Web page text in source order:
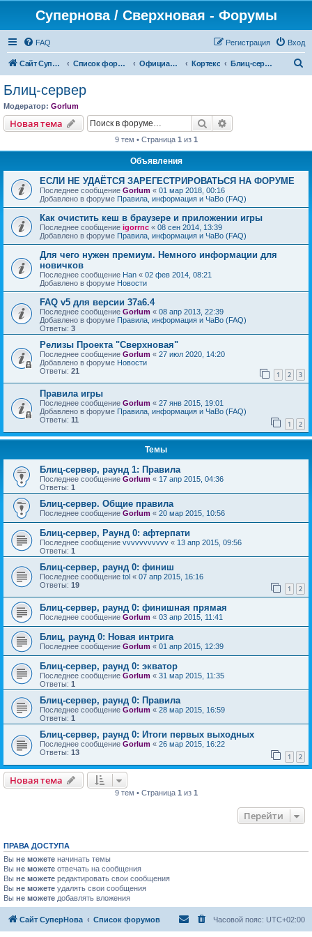
Супернова / Сверхновая - Форумы
FAQ Вход
Регистрация
Сайт СуперНова Список форумов Официальные сервера проекта "Сверхновая" (*.supernova.ws) Кортекс Блиц-сервер
Блиц-сервер
Модератор: Gorlum
Новая тема Поиск
9 тем • Страница 1 из 1
Объявления
ЕСЛИ НЕ УДАЁТСЯ ЗАРЕГЕСТРИРОВАТЬСЯ НА ФОРУМЕ
Последнее сообщение Gorlum « 01 мар 2018, 00:16
Добавлено в форуме Правила, информация и ЧаВо (FAQ)
Как очистить кеш в браузере и приложении игры
Последнее сообщение igorrnc « 08 сен 2014, 13:39
Добавлено в форуме Правила, информация и ЧаВо (FAQ)
Для чего нужен премиум. Немного информации для
новичков
Последнее сообщение Han « 02 фев 2014, 08:21
Добавлено в форуме Новости
FAQ v5 для версии 37a6.4
Последнее сообщение Gorlum « 08 апр 2013, 22:39
Добавлено в форуме Правила, информация и ЧаВо (FAQ)
Ответы: 3
Релизы Проекта "Сверхновая"
Последнее сообщение Gorlum « 27 июл 2020, 14:20
Добавлено в форуме Новости
Ответы: 21 1 2 3
Правила игры
Последнее сообщение Gorlum « 27 янв 2015, 19:01
Добавлено в форуме Правила, информация и ЧаВо (FAQ)
Ответы: 11 1 2
Темы
Блиц-сервер, раунд 1: Правила
Последнее сообщение Gorlum « 17 апр 2015, 04:36
Ответы: 1
Блиц-сервер. Общие правила
Последнее сообщение Gorlum « 20 мар 2015, 10:56
Блиц-сервер, Раунд 0: афтерпати
Последнее сообщение vvvvvvvvvvv « 13 апр 2015, 09:56
Ответы: 1
Блиц-сервер, раунд 0: финиш
Последнее сообщение tol « 07 апр 2015, 16:16
Ответы: 19 1 2
Блиц-сервер, раунд 0: финишная прямая
Последнее сообщение Gorlum « 03 апр 2015, 11:41
Блиц, раунд 0: Новая интрига
Последнее сообщение Gorlum « 01 апр 2015, 12:39
Блиц-сервер, раунд 0: экватор
Последнее сообщение Gorlum « 31 мар 2015, 11:35
Ответы: 1
Блиц-сервер, раунд 0: Правила
Последнее сообщение Gorlum « 28 мар 2015, 16:59
Ответы: 1
Блиц-сервер, раунд 0: Итоги первых выходных
Последнее сообщение Gorlum « 26 мар 2015, 16:22
Ответы: 13 1 2
Новая тема
9 тем • Страница 1 из 1
Перейти
ПРАВА ДОСТУПА
Вы не можете начинать темы
Вы не можете отвечать на сообщения
Вы не можете редактировать свои сообщения
Вы не можете удалять свои сообщения
Вы не можете добавлять вложения
Сайт СуперНова Список форумов Часовой пояс: UTC+02:00